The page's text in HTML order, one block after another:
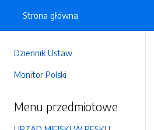
Dziennik Ustaw
Monitor Polski
Menu przedmiotowe
Strona główna